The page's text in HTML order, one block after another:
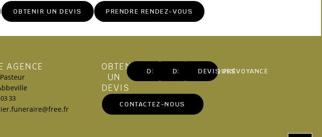
OBTENIR UN DEVIS PRENDRE RENDEZ-VOUS
AGENCE
33
OBTENIR
UN
DEVIS
DEVIS MARBRERIE
DEVIS OBSÈQUES
DEVIS PRÉVOYANCE
CONTACTEZ-NOUS